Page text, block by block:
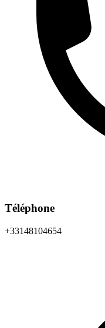
Téléphone
+33148104654